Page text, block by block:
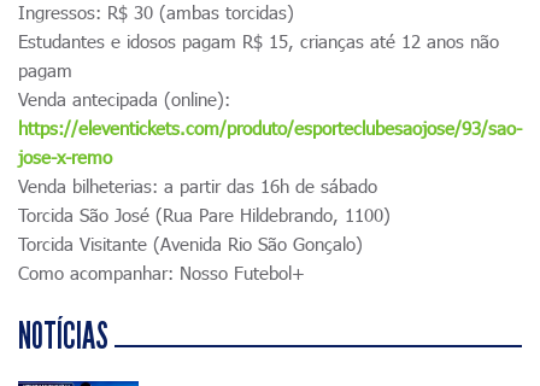
Ingressos: R$ 30 (ambas torcidas)
Estudantes e idosos pagam R$ 15, crianças até 12 anos não
pagam
Venda antecipada (online):
https://eleventickets.com/produto/esporteclubesaojose/93/sao-
jose-x-remo
Venda bilheterias: a partir das 16h de sábado
Torcida São José (Rua Pare Hildebrando, 1100)
Torcida Visitante (Avenida Rio São Gonçalo)
Como acompanhar: Nosso Futebol+
NOTÍCIAS